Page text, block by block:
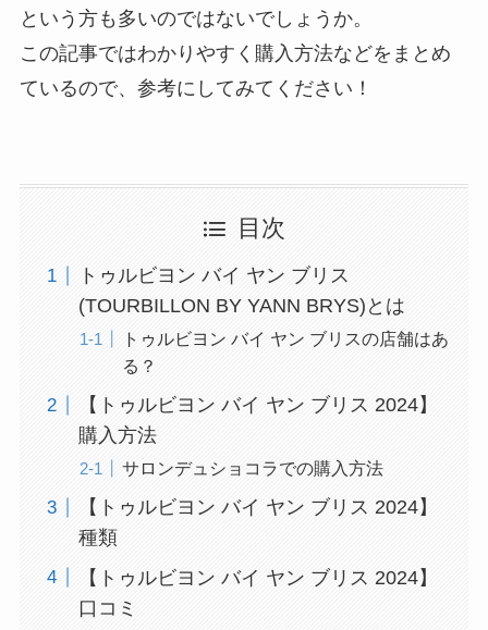
という方も多いのではないでしょうか。
この記事ではわかりやすく購入方法などをまとめ
ているので、参考にしてみてください！
目次
トゥルビヨン バイ ヤン ブリス
(TOURBILLON BY YANN BRYS)とは
トゥルビヨン バイ ヤン ブリスの店舗はあ
る？
【トゥルビヨン バイ ヤン ブリス 2024】
購入方法
サロンデュショコラでの購入方法
【トゥルビヨン バイ ヤン ブリス 2024】
種類
【トゥルビヨン バイ ヤン ブリス 2024】
口コミ